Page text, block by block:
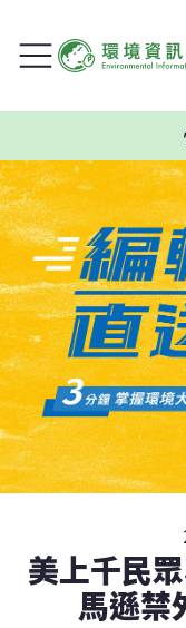
美上千民
馬遜禁